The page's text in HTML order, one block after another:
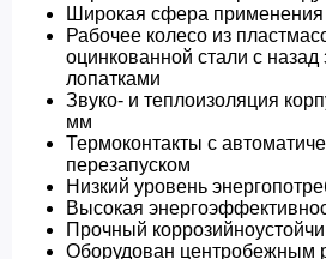
Широкая сфера применения
Рабочее колесо из
оцинкованной стали с назад
лопатками
Звуко- и теплоизоляция
мм
Термоконтакты с
перезапуском
Низкий уровень
Высокая
Прочный
Оборудован центробежным